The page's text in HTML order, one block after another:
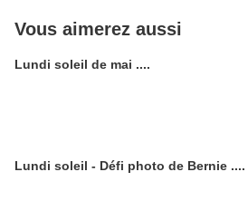
Vous aimerez aussi
Lundi soleil de mai ....
Lundi soleil - Défi photo de Bernie ....